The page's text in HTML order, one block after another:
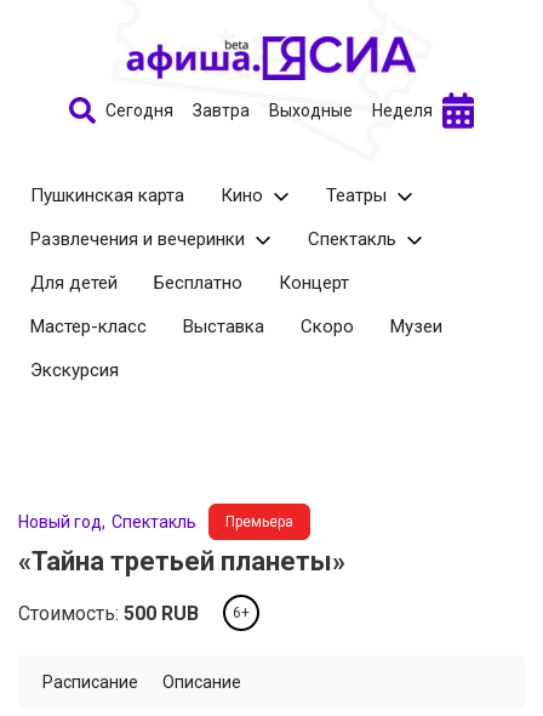
Сегодня Завтра Выходные Неделя
Пушкинская карта Кино
Театры
Развлечения и вечеринки
Спектакль
Для детей
Бесплатно
Концерт
Мастер-класс
Выставка Скоро
Музеи
Экскурсия
Новый год Спектакль Премьера
«Тайна третьей планеты»
Стоимость: 500 RUB 6+
Расписание Описание